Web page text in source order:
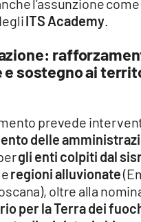
l’assunzione
ITS Academy.
sostegno ai
prevede
delle
gli enti colpiti dal
regioni alluvionate
oltre alla
per la Terra dei